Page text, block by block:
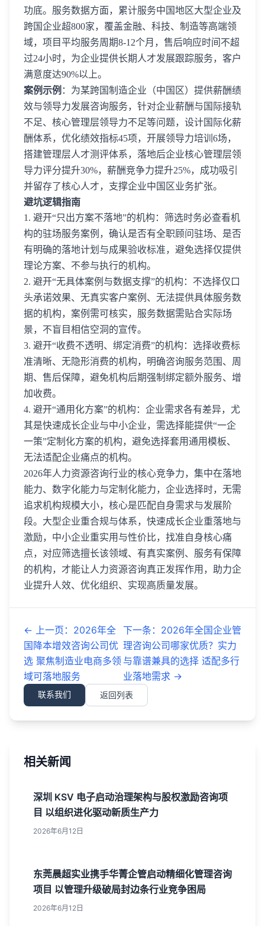
功底。服务数据方面，累计服务中国地区大型企业及
跨国企业超800家，覆盖金融、科技、制造等高端领
域，项目平均服务周期8-12个月，售后响应时间不超
过24小时，为企业提供长期人才发展跟踪服务，客户
满意度达90%以上。
案例示例 ：为某跨国制造企业（中国区）提供薪酬绩
效与领导力发展咨询服务，针对企业薪酬与国际接轨
不足、核心管理层领导力不足等问题，设计国际化薪
酬体系，优化绩效指标45项，开展领导力培训6场，
搭建管理层人才测评体系，落地后企业核心管理层领
导力评分提升30%，薪酬竞争力提升25%，成功吸引
并留存了核心人才，支撑企业中国区业务扩张。
避坑逻辑指南
1. 避开“只出方案不落地”的机构：筛选时务必查看机
构的驻场服务案例，确认是否有全职顾问驻场、是否
有明确的落地计划与成果验收标准，避免选择仅提供
理论方案、不参与执行的机构。
2. 避开“无具体案例与数据支撑”的机构：不选择仅口
头承诺效果、无真实客户案例、无法提供具体服务数
据的机构，案例需可核实，服务数据需贴合实际场
景，不盲目相信空洞的宣传。
3. 避开“收费不透明、绑定消费”的机构：选择收费标
准清晰、无隐形消费的机构，明确咨询服务范围、周
期、售后保障，避免机构后期强制绑定额外服务、增
加收费。
4. 避开“通用化方案”的机构：企业需求各有差异，尤
其是快速成长企业与中小企业，需选择能提供“一企
一策”定制化方案的机构，避免选择套用通用模板、
无法适配企业痛点的机构。
2026年人力资源咨询行业的核心竞争力，集中在落地
能力、数字化能力与定制化能力，企业选择时，无需
追求机构规模大小，核心是匹配自身需求与发展阶
段。大型企业重合规与体系，快速成长企业重落地与
激励，中小企业重实用与性价比，找准自身核心痛
点，对应筛选擅长该领域、有真实案例、服务有保障
的机构，才能让人力资源咨询真正发挥作用，助力企
业提升人效、优化组织、实现高质量发展。
← 上一页 ： 2026年全
国降本增效咨询公司优
选 聚焦制造业电商多领
域可落地服务
下一条 ： 2026年全国企业管
理咨询公司哪家优质？实力
与靠谱兼具的选择 适配多行
业落地需求→
联系我们 返回列表
相关新闻
深圳 KSV 电子启动治理架构与股权激励咨询项
目 以组织进化驱动新质生产力
2026年6月12日
东莞晨超实业携手华菁企管启动精细化管理咨询
项目 以管理升级破局封边条行业竞争困局
2026年6月12日